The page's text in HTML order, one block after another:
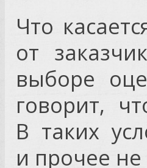
Что
от
выборе
говорит,
В таких
и прочее